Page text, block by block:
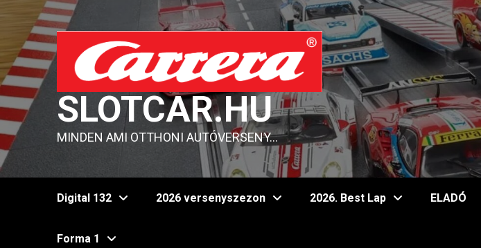
content
SLOTCAR.HU
MINDEN AMI OTTHONI AUTÓVERSENY…
Digital 132 2026 versenyszezon 2026. Best Lap ELADÓ
Forma 1